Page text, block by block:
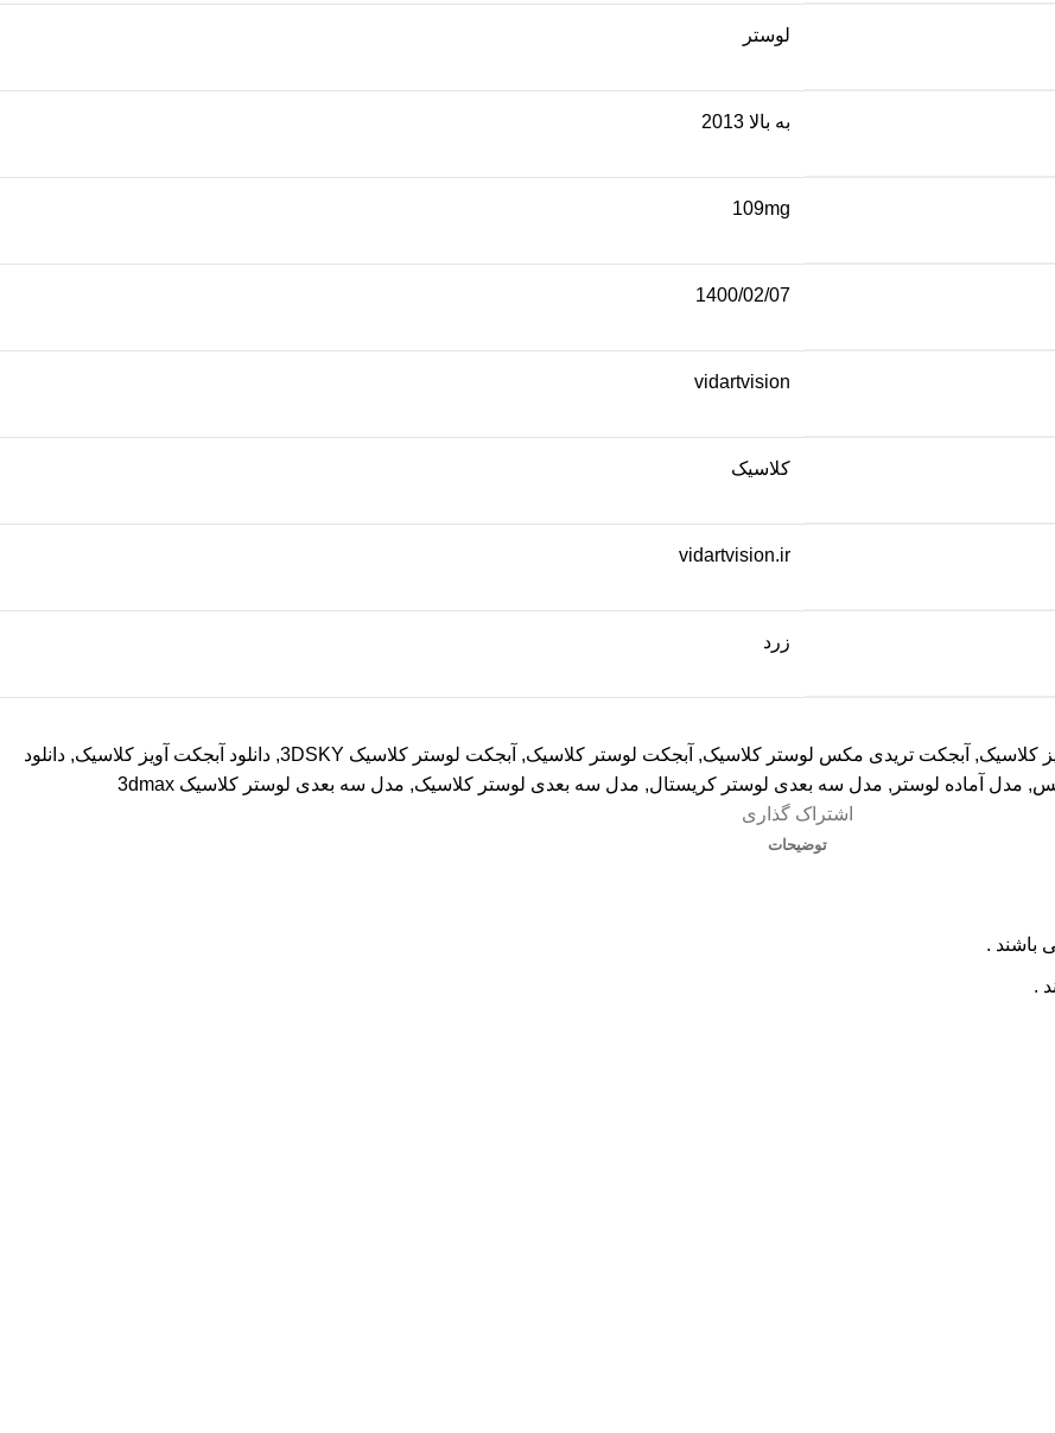
لوستر
به بالا 2013
109mg
1400/02/07
vidartvision
کلاسیک
vidartvision.ir
زرد
کلاسیک, آبجکت تریدی مکس لوستر کلاسیک, آبجکت لوستر کلاسیک, آبجکت لوستر کلاسیک 3DSKY , دانلود آبجکت آویز کلاسیک, دانلود
, مدل آماده لوستر , مدل سه بعدی لوستر کریستال, مدل سه بعدی لوستر کلاسیک, مدل سه بعدی لوستر کلاسیک 3dmax
اشتراک گذاری
توضیحات
باشند .
.